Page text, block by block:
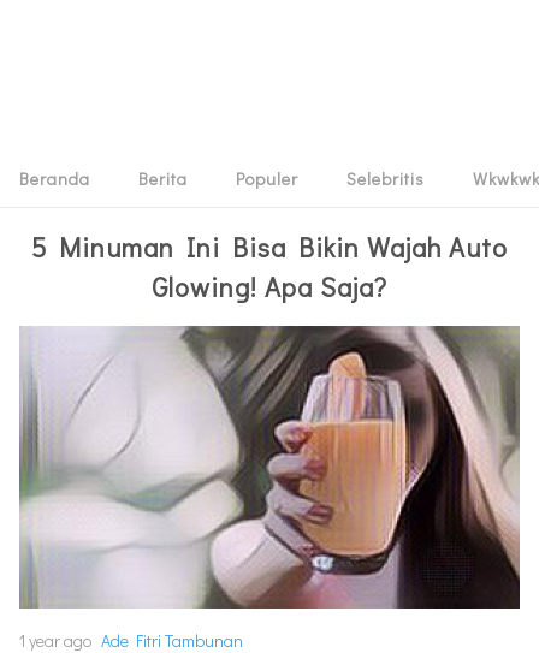
Beranda Berita Populer Selebritis Wkwkwk
5 Minuman Ini Bisa Bikin Wajah Auto
Glowing! Apa Saja?
1 year ago Ade Fitri Tambunan